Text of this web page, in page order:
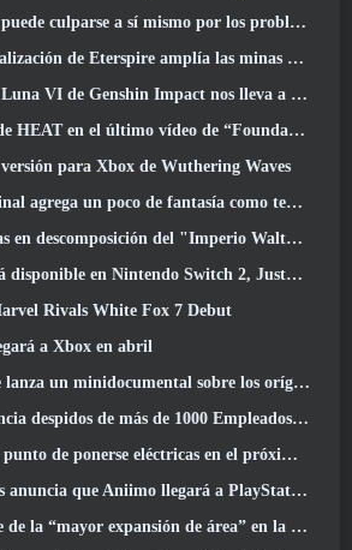
culparse a sí mismo por los problemas recientes
amplía las minas enanas y ofrece una revisión completa del combate contra jefes
nos lleva a ese lugar del que Mondstadt sigue hablando pero que nunca hemos visto
HEAT en el último vídeo de “Foundations”
para Xbox de Wuthering Waves
un poco de fantasía como temporada 10 Lanzamientos
del "Imperio Walthen" en la próxima gran actualización de RAVEN2
Switch 2, Justo a tiempo para el lanzamiento de Shadowgrapher
Rivals White Fox 7 Debut
a Xbox en abril
sobre los orígenes de la Federación para celebrar el 16º aniversario
más de 1000 Empleados, Citando "Descenso en el compromiso de Fortnite"
eléctricas en el próximo evento Aftershock de Apex Legends
llegará a PlayStation 5 Y la tienda de Epic Games en los lanzamientos
expansión de área” en la historia de RuneScape se lanza hoy